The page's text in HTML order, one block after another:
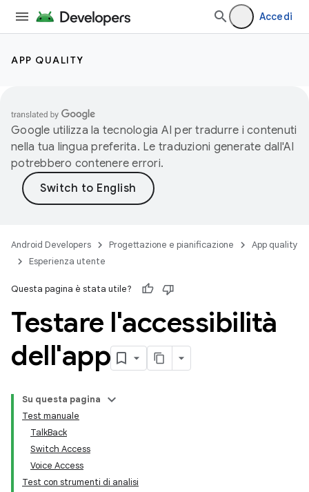
Accedi
APP QUALITY
Google utilizza la tecnologia AI per tradurre i contenuti
nella tua lingua preferita. Le traduzioni generate dall'AI
potrebbero contenere errori.
Android Developers Progettazione e pianificazione
App quality
Esperienza utente
Questa pagina è stata utile?
Testare l'accessibilità
dell'app
Su questa pagina
Test manuale
TalkBack
Switch Access
Voice Access
Test con strumenti di analisi